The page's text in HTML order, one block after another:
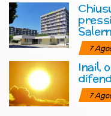
7
Inail,
7